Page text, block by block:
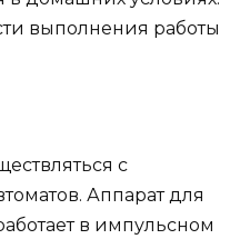
с
Аппарат для
в импульсном